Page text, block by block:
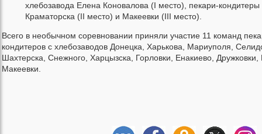
хлебозавода Елена Коновалова (I место), пекари-кондитеры
Краматорска (II место) и Макеевки (III место).
Всего в необычном соревновании приняли участие 11 команд
кондитеров с хлебозаводов Донецка, Харькова, Мариуполя,
Шахтерска, Снежного, Харцызска, Горловки, Енакиево, Дружковки,
Макеевки.